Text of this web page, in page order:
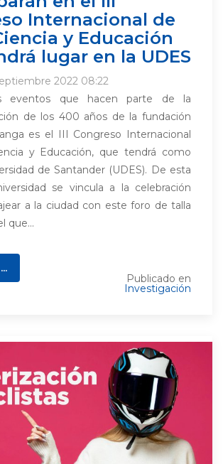
Internacional de
y Educación
lugar en la UDES
2022 08:22
eventos que hacen parte de la
de los 400 años de la fundación
es el III Congreso Internacional
y Educación, que tendrá como
de Santander (UDES). De esta
se vincula a la celebración
a la ciudad con este foro de talla
que...
Publicado en
Investigación